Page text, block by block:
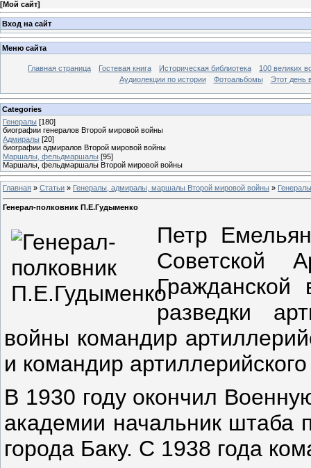
[Мой сайт]
Вход на сайт
Меню сайта
Главная страница Гостевая книга Историческая библиотека
100 великих
Аудиолекции по истории
Фотоальбомы Этот день
Categories
Генералы [180]
биографии генералов Второй мировой войны
Адмиралы [20]
биографии адмиралов Второй мировой войны
Маршалы, фельдмаршалы [95]
Маршалы, фельдмаршалы Второй мировой войны
Главная » Статьи » Генералы, адмиралы, маршалы Второй мировой войны » Генералы
Генерал-полковник П.Е.Гудыменко
Петр
Советской
разведки
войны командир
и командир
В 1930 году окончил
академии начальник штаба
города Баку. С 1938 года